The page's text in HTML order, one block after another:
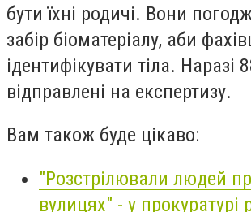
бути їхні родичі. Вони
забір біоматеріалу, аби
ідентифікувати тіла. Наразі
відправлені на експертизу.
Вам також буде цікаво:
"Розстрілювали людей
вулицях" - у прокуратурі